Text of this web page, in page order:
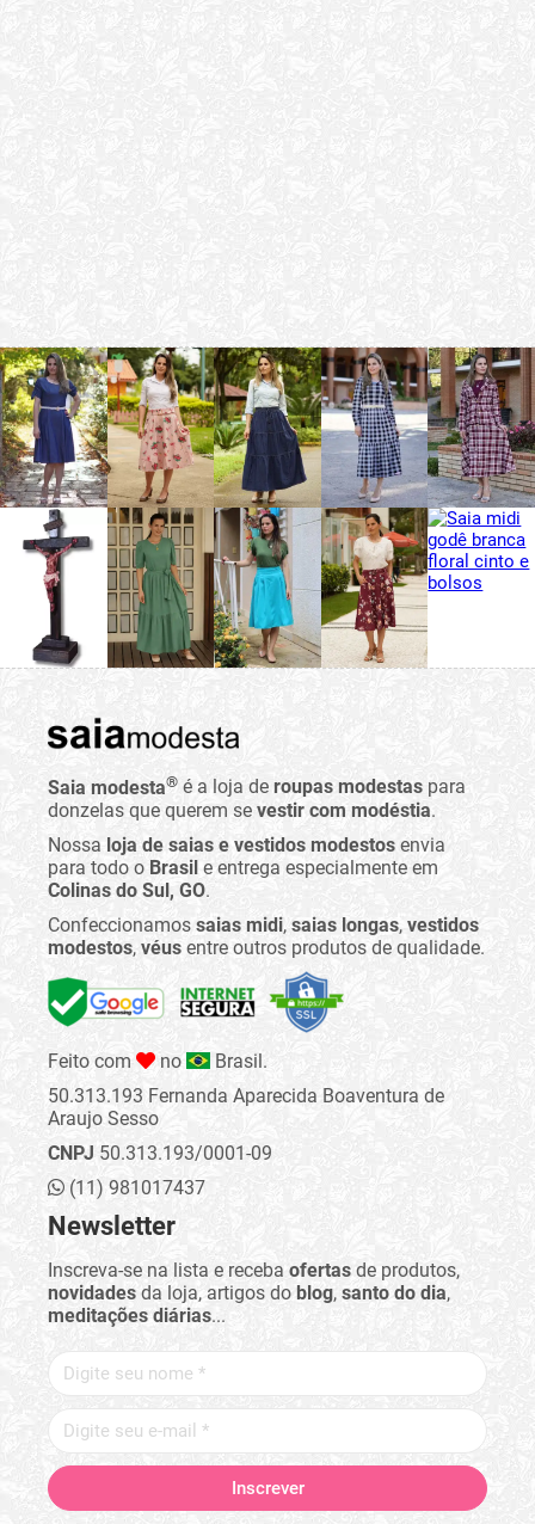
Saia modesta® é a loja de roupas modestas para
donzelas que querem se vestir com modéstia.
Nossa loja de saias e vestidos modestos envia
para todo o Brasil e entrega especialmente em
Colinas do Sul, GO.
Confeccionamos saias midi, saias longas, vestidos
modestos, véus entre outros produtos de qualidade.
Feito com no
Brasil.
50.313.193 Fernanda Aparecida Boaventura de
Araujo Sesso
CNPJ 50.313.193/0001-09
(11) 981017437
Newsletter
Inscreva-se na lista e receba ofertas de produtos,
novidades da loja, artigos do blog, santo do dia,
meditações diárias...